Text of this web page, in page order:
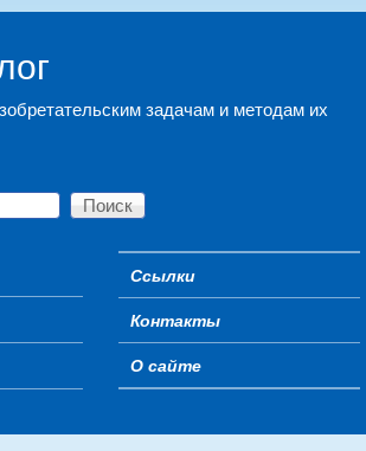
задачам и методам их
Secondary menu
Ссылки
Контакты
О сайте